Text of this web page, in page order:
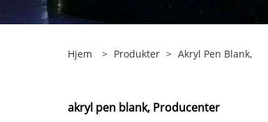
Hjem > Produkter > Akryl Pen Blank,
akryl pen blank, Producenter